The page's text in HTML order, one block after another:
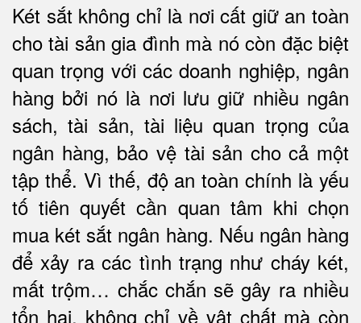
Két sắt không chỉ là nơi cất giữ an toàn
cho tài sản gia đình mà nó còn đặc biệt
quan trọng với các doanh nghiệp, ngân
hàng bởi nó là nơi lưu giữ nhiều ngân
sách, tài sản, tài liệu quan trọng của
ngân hàng, bảo vệ tài sản cho cả một
tập thể. Vì thế, độ an toàn chính là yếu
tố tiên quyết cần quan tâm khi chọn
mua két sắt ngân hàng. Nếu ngân hàng
để xảy ra các tình trạng như cháy két,
mất trộm… chắc chắn sẽ gây ra nhiều
tổn hại, không chỉ về vật chất mà còn